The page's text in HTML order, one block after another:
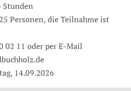
Stunden
Personen, die Teilnahme ist
02 11 oder per E-Mail
14.09.2026